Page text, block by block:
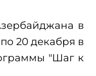
в
20 декабря в
"Шаг к